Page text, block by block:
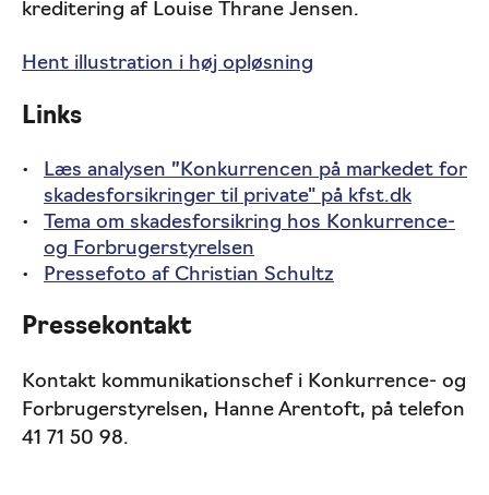
kreditering af Louise Thrane Jensen.
Hent illustration i høj opløsning
Links
Læs analysen ”Konkurrencen på markedet for
skadesforsikringer til private" på kfst.dk
Tema om skadesforsikring hos Konkurrence-
og Forbrugerstyrelsen
Pressefoto af Christian Schultz
Pressekontakt
Kontakt kommunikationschef i Konkurrence- og
Forbrugerstyrelsen, Hanne Arentoft, på telefon
41 71 50 98.